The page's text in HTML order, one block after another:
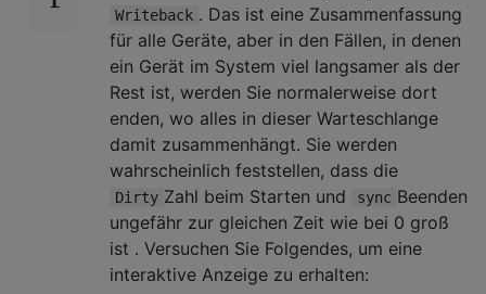
Writeback . Das ist eine Zusammenfassung
für alle Geräte, aber in den Fällen, in denen
ein Gerät im System viel langsamer als der
Rest ist, werden Sie normalerweise dort
enden, wo alles in dieser Warteschlange
damit zusammenhängt. Sie werden
wahrscheinlich feststellen, dass die
Dirty Zahl beim Starten und sync Beenden
ungefähr zur gleichen Zeit wie bei 0 groß
ist . Versuchen Sie Folgendes, um eine
interaktive Anzeige zu erhalten: